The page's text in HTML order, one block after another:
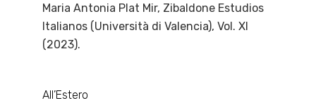
Maria Antonia Plat Mir, Zibaldone Estudios
Italianos (Università di Valencia), Vol. XI
(2023).
All’Estero